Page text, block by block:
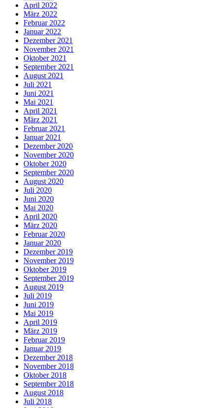
April 2022
März 2022
Februar 2022
Januar 2022
Dezember 2021
November 2021
Oktober 2021
September 2021
August 2021
Juli 2021
Juni 2021
Mai 2021
April 2021
März 2021
Februar 2021
Januar 2021
Dezember 2020
November 2020
Oktober 2020
September 2020
August 2020
Juli 2020
Juni 2020
Mai 2020
April 2020
März 2020
Februar 2020
Januar 2020
Dezember 2019
November 2019
Oktober 2019
September 2019
August 2019
Juli 2019
Juni 2019
Mai 2019
April 2019
März 2019
Februar 2019
Januar 2019
Dezember 2018
November 2018
Oktober 2018
September 2018
August 2018
Juli 2018